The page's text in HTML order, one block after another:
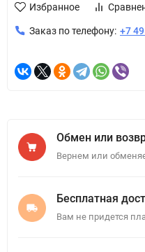
Избранное
Заказ по телефону: +7
Обмен или
Вернем или
Бесплатная
Вам не придется